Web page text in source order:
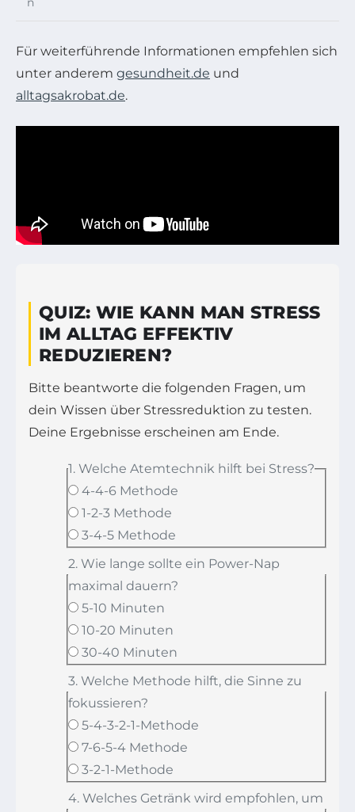
Für weiterführende Informationen empfehlen sich
unter anderem gesundheit.de und
alltagsakrobat.de.
QUIZ: WIE KANN MAN STRESS
IM ALLTAG EFFEKTIV
REDUZIEREN?
Bitte beantworte die folgenden Fragen, um
dein Wissen über Stressreduktion zu testen.
Deine Ergebnisse erscheinen am Ende.
1. Welche Atemtechnik hilft bei Stress?
4-4-6 Methode
1-2-3 Methode
3-4-5 Methode
2. Wie lange sollte ein Power-Nap
maximal dauern?
5-10 Minuten
10-20 Minuten
30-40 Minuten
3. Welche Methode hilft, die Sinne zu
fokussieren?
5-4-3-2-1-Methode
7-6-5-4 Methode
3-2-1-Methode
4. Welches Getränk wird empfohlen, um